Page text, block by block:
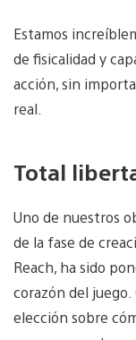
Estamos
de fisicalidad y
acción, sin
real.
Total
Uno de nuestros
de la fase de
Reach, ha sido
corazón del
elección sobre